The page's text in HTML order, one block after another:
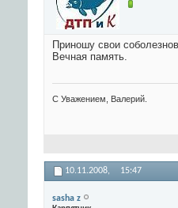
Приношу свои
Вечная память.
С Уважением, Валерий.
10.11.2008, 15:47
sasha z